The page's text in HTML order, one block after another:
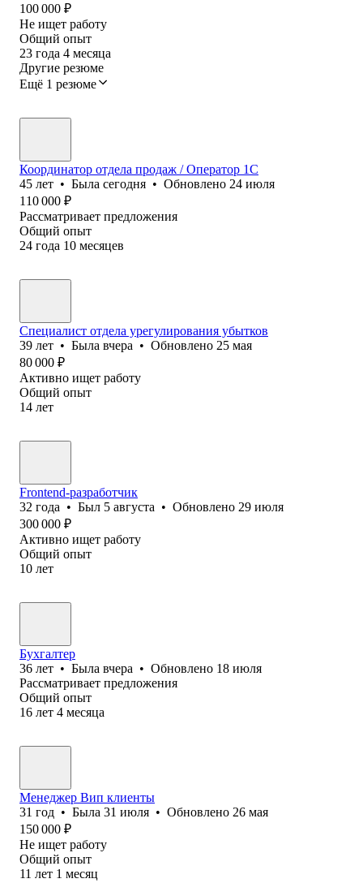
100 000 ₽
Не ищет работу
Общий опыт
23 года 4 месяца
Другие резюме
Ещё 1 резюме
Координатор отдела продаж / Оператор 1С
45 лет • Была сегодня • Обновлено 24 июля
110 000 ₽
Рассматривает предложения
Общий опыт
24 года 10 месяцев
Специалист отдела урегулирования убытков
39 лет • Была вчера • Обновлено 25 мая
80 000 ₽
Активно ищет работу
Общий опыт
14 лет
Frontend-разработчик
32 года • Был 5 августа • Обновлено 29 июля
300 000 ₽
Активно ищет работу
Общий опыт
10 лет
Бухгалтер
36 лет • Была вчера • Обновлено 18 июля
Рассматривает предложения
Общий опыт
16 лет 4 месяца
Менеджер Вип клиенты
31 год • Была 31 июля • Обновлено 26 мая
150 000 ₽
Не ищет работу
Общий опыт
11 лет 1 месяц